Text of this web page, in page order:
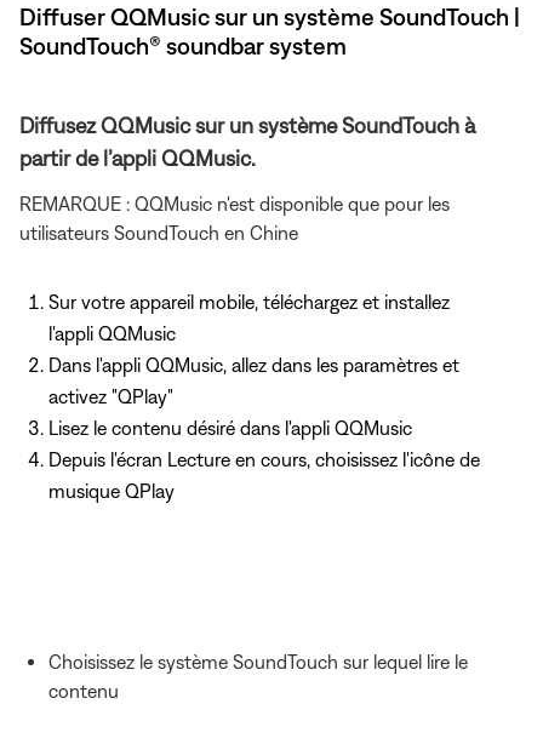
Diffuser QQMusic sur un système SoundTouch |
SoundTouch® soundbar system
Diffusez QQMusic sur un système SoundTouch à
partir de l’appli QQMusic.
REMARQUE : QQMusic n'est disponible que pour les
utilisateurs SoundTouch en Chine
Sur votre appareil mobile, téléchargez et installez
l'appli QQMusic
Dans l'appli QQMusic, allez dans les paramètres et
activez "QPlay"
Lisez le contenu désiré dans l'appli QQMusic
Depuis l'écran Lecture en cours, choisissez l'icône de
musique QPlay
Choisissez le système SoundTouch sur lequel lire le
contenu